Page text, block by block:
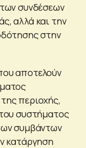
συνδέσεων
αλλά και την
στην
αποτελούν
περιοχής,
συστήματος
συμβάντων
κατάργηση